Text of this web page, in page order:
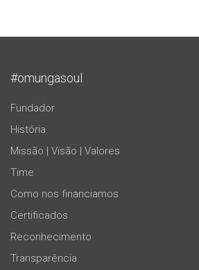
#omungasoul
Fundador
História
Missão | Visão | Valores
Time
Como nos financiamos
Certificados
Reconhecimento
Transparência